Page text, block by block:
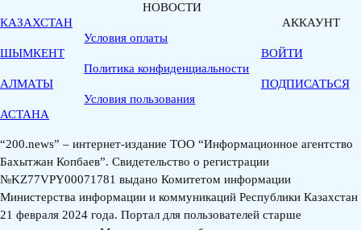
КАЗАХСТАН
ШЫМКЕНТ
АЛМАТЫ
АСТАНА
НОВОСТИ
Условия оплаты
Политика конфиденциальности
Условия пользования
АККАУНТ
ВОЙТИ
ПОДПИСАТЬСЯ
“200.news” – интернет-издание ТОО “Информационное агентство
Бахытжан Копбаев”. Свидетельство о регистрации
№KZ77VPY00071781 выдано Комитетом информации
Министерства информации и коммуникаций Республики Казахстан
21 февраля 2024 года. Портал для пользователей старше